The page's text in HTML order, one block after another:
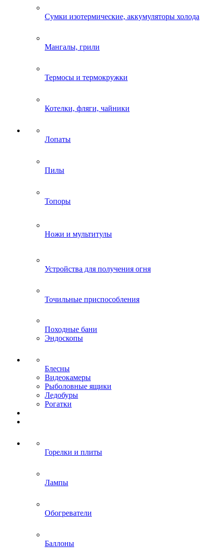
Сумки изотермические, аккумуляторы холода
Мангалы, грили
Термосы и термокружки
Котелки, фляги, чайники
Лопаты
Пилы
Топоры
Ножи и мультитулы
Устройства для получения огня
Точильные приспособления
Походные бани
Эндоскопы
Блесны
Видеокамеры
Рыболовные ящики
Ледобуры
Рогатки
Горелки и плиты
Лампы
Обогреватели
Баллоны